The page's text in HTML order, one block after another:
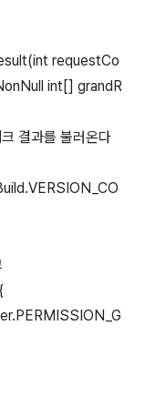
requestCo
int[] grandR
결과를 불러온다